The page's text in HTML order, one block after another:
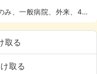
み、一般病院、外来、4週
取る
取る